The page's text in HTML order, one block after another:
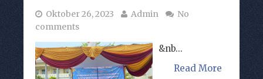
Oktober 26, 2023 Admin
No
comments
&nb...
Read More